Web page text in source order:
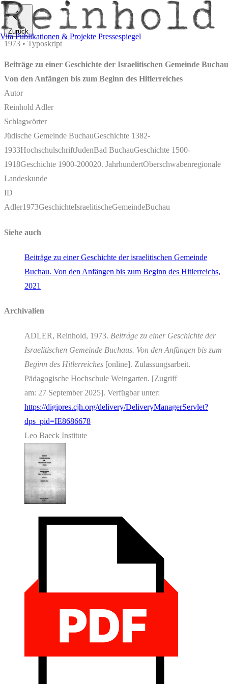
Vita Publikationen & Projekte Pressespiegel
Zurück
1973 • Typoskript
Beiträge zu einer Geschichte der Israelitischen Gemeinde
Von den Anfängen bis zum Beginn des Hitlerreiches
Autor
Reinhold Adler
Schlagwörter
Jüdische Gemeinde BuchauGeschichte 1382-
1933HochschulschriftJudenBad BuchauGeschichte 1500-
1918Geschichte 1900-200020. JahrhundertOberschwabenregionale
Landeskunde
ID
Adler1973GeschichteIsraelitischeGemeindeBuchau
Siehe auch
Beiträge zu einer Geschichte der israelitischen Gemeinde
Buchau. Von den Anfängen bis zum Beginn des Hitlerreichs,
2021
Archivalien
ADLER, Reinhold, 1973. Beiträge zu einer Geschichte der
Israelitischen Gemeinde Buchaus. Von den Anfängen bis zum
Beginn des Hitlerreiches [online]. Zulassungsarbeit.
Pädagogische Hochschule Weingarten. [Zugriff
am: 27 September 2025]. Verfügbar unter:
https://digipres.cjh.org/delivery/DeliveryManagerServlet?
dps_pid=IE8686678
Leo Baeck Institute